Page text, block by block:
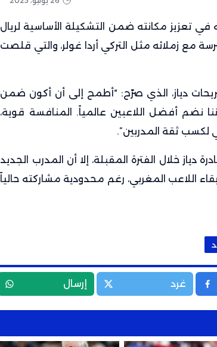
في تعزيز مكانته ضمن التشكيلة الأساسية لريال
مع زملائه مثل التركي أردا غولر، والتي قلصت
دياز، الذي صرّح: “أطمح إلى أن أكون ضمن
نضم أفضل اللاعبين عالمياً. المنافسة قوية،
ثقة المدربين”.
دياز خلال الفترة المقبلة، إلا أن المدرب الجديد
اللاعب المغربي، رغم محدودية مشاركته حالياً
غرد إرسال